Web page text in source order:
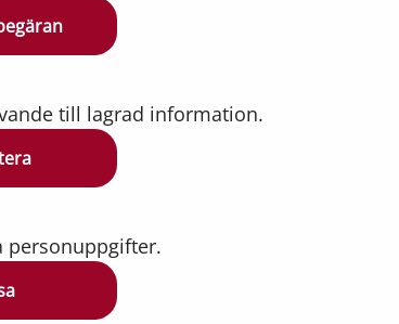
till lagrad information.
personuppgifter.